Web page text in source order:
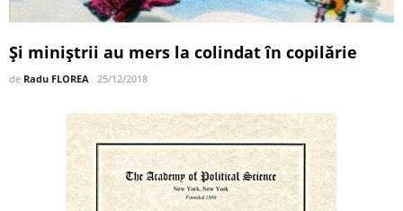
Și miniștrii au mers la colindat în copilărie
de Radu FLOREA 25/12/2018